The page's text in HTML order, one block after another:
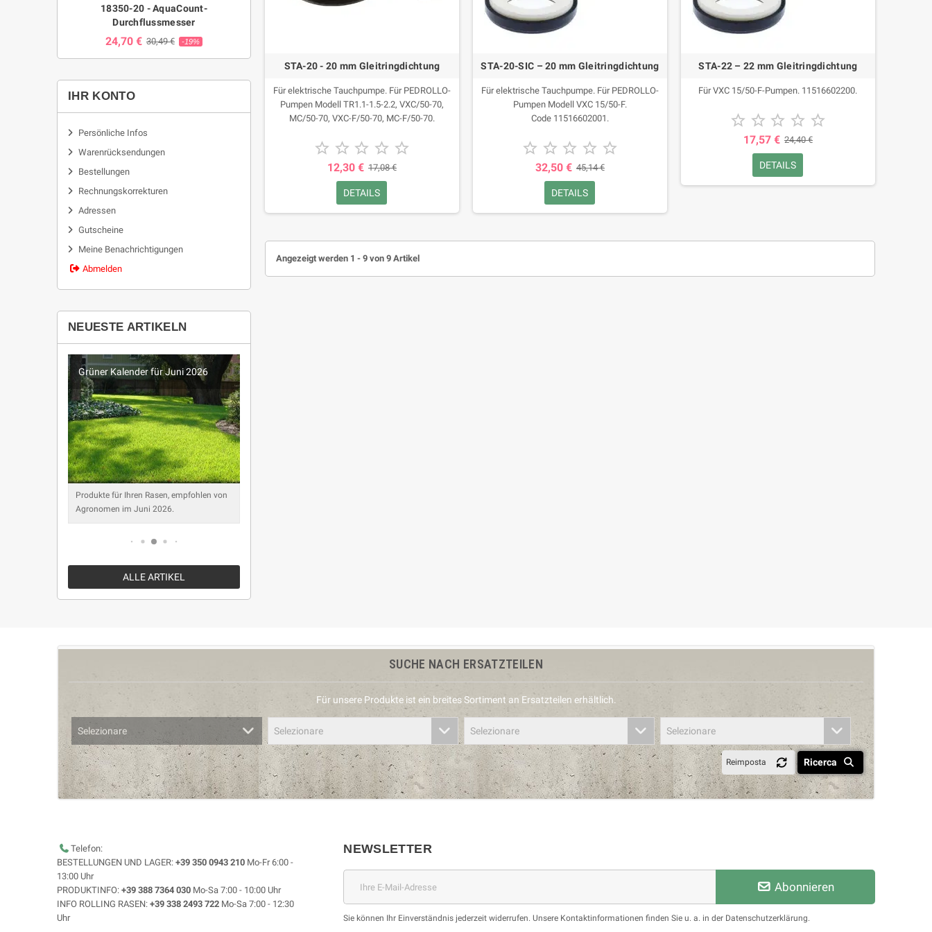
18350-20 - AquaCount-
Durchflussmesser
24,70 € 30,49 € -19%
IHR KONTO
Persönliche Infos
Warenrücksendungen
Bestellungen
Rechnungskorrekturen
Adressen
Gutscheine
Meine Benachrichtigungen
Abmelden
NEUESTE ARTIKELN
Grüner Kalender für Juni 2026
Produkte für Ihren Rasen, empfohlen von
Agronomen im Juni 2026.
ALLE ARTIKEL
STA-20 - 20 mm Gleitringdichtung
Für elektrische Tauchpumpe. Für PEDROLLO-
Pumpen Modell TR1.1-1.5-2.2, VXC/50-70,
MC/50-70, VXC-F/50-70, MC-F/50-70.
    
12,30 € 17,08 €
DETAILS
STA-20-SIC – 20 mm Gleitringdichtung
Für elektrische Tauchpumpe. Für PEDROLLO-
Pumpen Modell VXC 15/50-F.
Code 11516602001.
    
32,50 € 45,14 €
DETAILS
STA-22 – 22 mm Gleitringdichtung
Für VXC 15/50-F-Pumpen. 11516602200.
    
17,57 € 24,40 €
DETAILS
Angezeigt werden 1 - 9 von 9 Artikel
SUCHE NACH ERSATZTEILEN
Für unsere Produkte ist ein breites Sortiment an Ersatzteilen erhältlich.
Selezionare Selezionare Selezionare Selezionare
Reimposta Ricerca
Telefon:
BESTELLUNGEN UND LAGER: +39 350 0943 210 Mo-Fr 6:00 -
13:00 Uhr
PRODUKTINFO: +39 388 7364 030 Mo-Sa 7:00 - 10:00 Uhr
INFO ROLLING RASEN: +39 338 2493 722 Mo-Sa 7:00 - 12:30
Uhr
NEWSLETTER
Abonnieren
Sie können Ihr Einverständnis jederzeit widerrufen. Unsere Kontaktinformationen finden Sie u. a. in der Datenschutzerklärung.